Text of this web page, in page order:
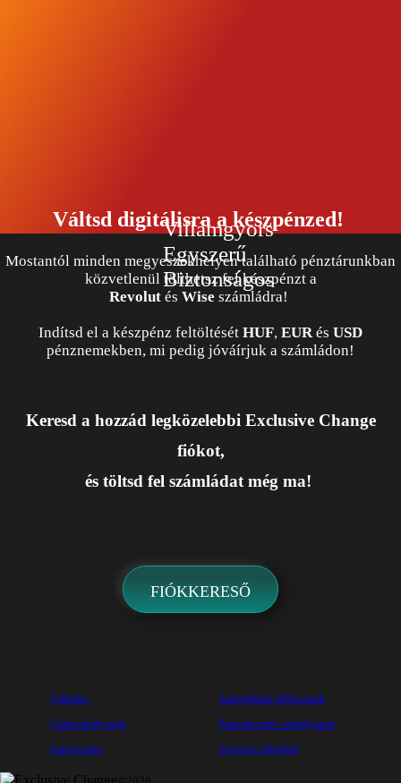
Váltsd digitálisra a készpénzed!
Mostantól minden megyeszékhelyen található pénztárunkban
közvetlenül tölthetsz fel készpénzt a
Revolut és Wise számládra!
Villámgyors
Egyszerű
Biztonságos
Indítsd el a készpénz feltöltését HUF, EURés USD
pénznemekben, mi pedig jóváírjuk a számládon!
Keresd a hozzád legközelebbi Exclusive Change
fiókot,
és töltsd fel számládat még ma!
FIÓKKERESŐ
Váltótárs
Adatvédelmi tájékoztatók
Üzletszabályzatok
Panaszkezelés szabályzatok
Impresszum
Expressz Zálogház